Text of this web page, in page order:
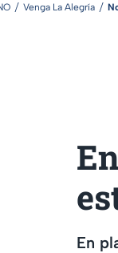
Venga La Alegría
En